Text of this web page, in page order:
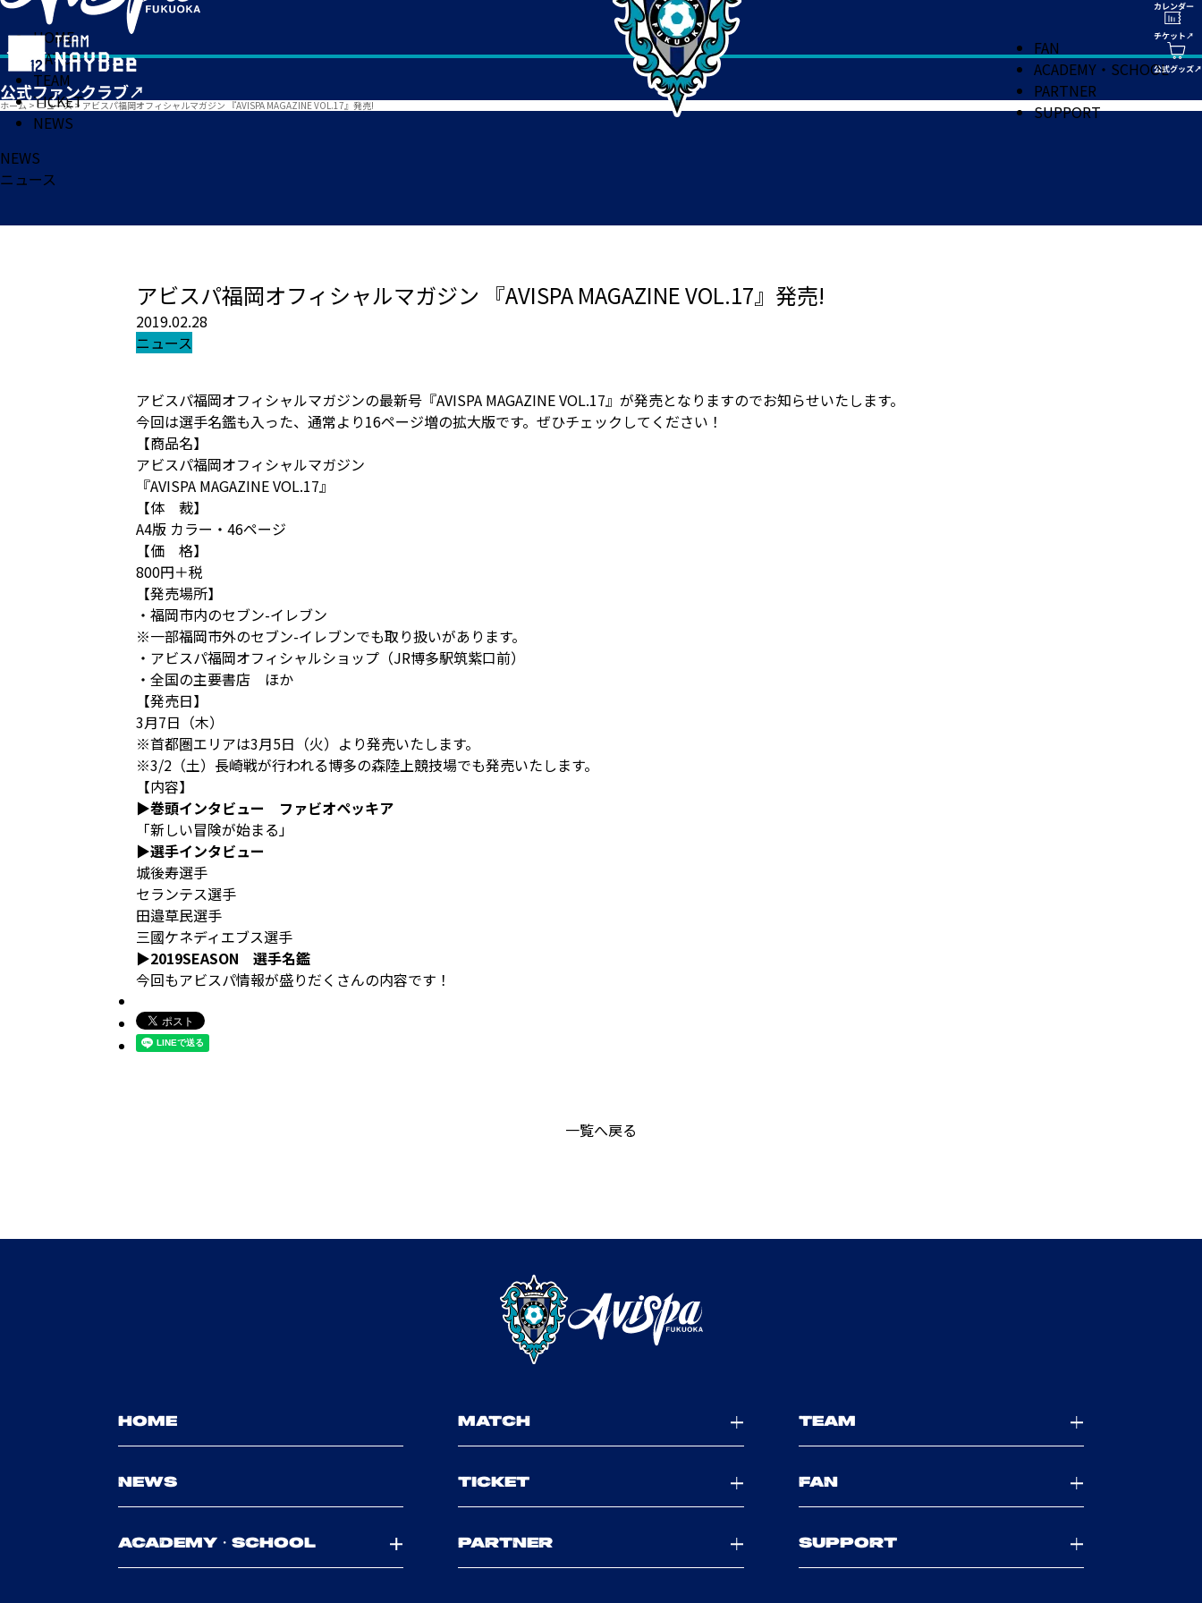
HOME
MATCH
TEAM
TICKET
NEWS
FAN
ACADEMY・SCHOOL
PARTNER
SUPPORT
ホーム > ニュース> アビスパ福岡オフィシャルマガジン 『AVISPA MAGAZINE VOL.17』発売!
NEWS
ニュース
アビスパ福岡オフィシャルマガジン 『AVISPA MAGAZINE VOL.17』発売!
2019.02.28
ニュース
アビスパ福岡オフィシャルマガジンの最新号『AVISPA MAGAZINE VOL.17』が発売となりますのでお知らせいたします。
今回は選手名鑑も入った、通常より16ページ増の拡大版です。ぜひチェックしてください！
【商品名】
アビスパ福岡オフィシャルマガジン
『AVISPA MAGAZINE VOL.17』
【体 裁】
A4版 カラー・46ページ
【価 格】
800円＋税
【発売場所】
・福岡市内のセブン-イレブン
※一部福岡市外のセブン-イレブンでも取り扱いがあります。
・アビスパ福岡オフィシャルショップ（JR博多駅筑紫口前）
・全国の主要書店 ほか
【発売日】
3月7日（木）
※首都圏エリアは3月5日（火）より発売いたします。
※3/2（土）長崎戦が行われる博多の森陸上競技場でも発売いたします。
【内容】
▶巻頭インタビュー ファビオペッキア
「新しい冒険が始まる」
▶選手インタビュー
城後寿選手
セランテス選手
田邉草民選手
三國ケネディエブス選手
▶2019SEASON 選手名鑑
今回もアビスパ情報が盛りだくさんの内容です！
一覧へ戻る
HOME MATCH TEAM
NEWS TICKET FAN
ACADEMY・SCHOOL PARTNER SUPPORT